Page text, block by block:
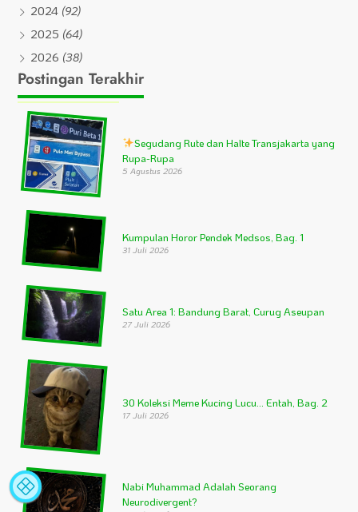
2024 (92)
2025 (64)
2026 (38)
Postingan Terakhir
Segudang Rute dan Halte Transjakarta yang
Rupa-Rupa
5 Agustus 2026
Kumpulan Horor Pendek Medsos, Bag. 1
31 Juli 2026
Satu Area 1: Bandung Barat, Curug Aseupan
27 Juli 2026
30 Koleksi Meme Kucing Lucu… Entah, Bag. 2
17 Juli 2026
Nabi Muhammad Adalah Seorang
Neurodivergent?
Statistik
Situs